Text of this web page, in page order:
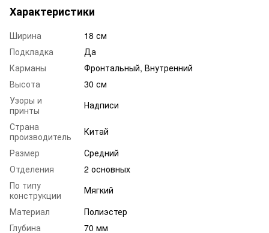
Характеристики
Ширина
18 см
Подкладка
Да
Карманы
Фронтальный, Внутренний
Высота
30 см
Узоры и
принты
Надписи
Страна
производитель
Китай
Размер
Средний
Отделения
2 основных
По типу
конструкции
Мягкий
Материал
Полиэстер
Глубина
70 мм